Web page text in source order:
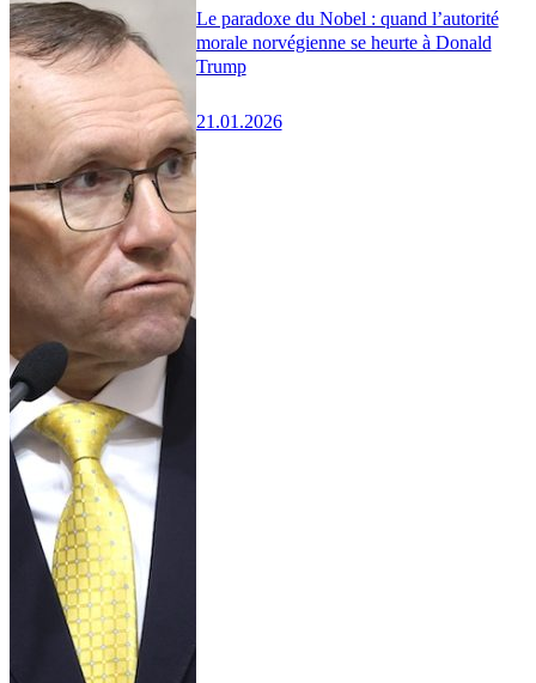
Le paradoxe du Nobel : quand l’autorité
morale norvégienne se heurte à Donald
Trump
21.01.2026